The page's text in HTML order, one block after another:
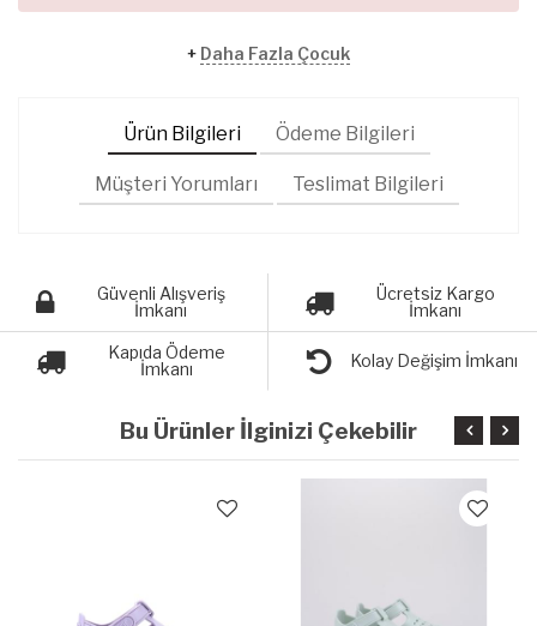
+ Daha Fazla Çocuk
Ürün Bilgileri Ödeme Bilgileri
Müşteri Yorumları Teslimat Bilgileri
Güvenli Alışveriş
İmkanı
Ücretsiz Kargo
İmkanı
Kapıda Ödeme
İmkanı
Kolay Değişim İmkanı
Bu Ürünler İlginizi Çekebilir